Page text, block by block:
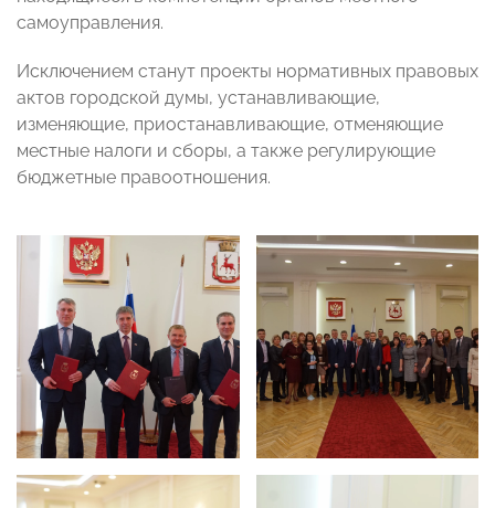
самоуправления.
Исключением станут проекты нормативных правовых
актов городской думы, устанавливающие,
изменяющие, приостанавливающие, отменяющие
местные налоги и сборы, а также регулирующие
бюджетные правоотношения.